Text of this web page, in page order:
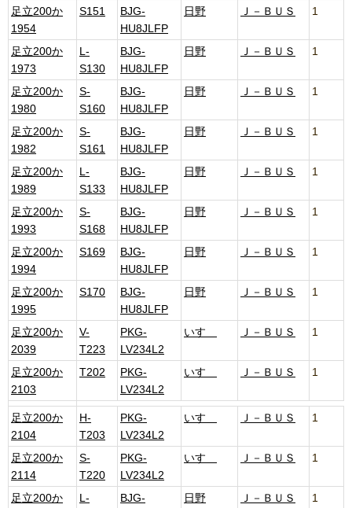
足立200か
1954
S151
BJG-
HU8JLFP
日野 Ｊ－ＢＵＳ 1
足立200か
1973
L-
S130
BJG-
HU8JLFP
日野 Ｊ－ＢＵＳ 1
足立200か
1980
S-
S160
BJG-
HU8JLFP
日野 Ｊ－ＢＵＳ 1
足立200か
1982
S-
S161
BJG-
HU8JLFP
日野 Ｊ－ＢＵＳ 1
足立200か
1989
L-
S133
BJG-
HU8JLFP
日野 Ｊ－ＢＵＳ 1
足立200か
1993
S-
S168
BJG-
HU8JLFP
日野 Ｊ－ＢＵＳ 1
足立200か
1994
S169
BJG-
HU8JLFP
日野 Ｊ－ＢＵＳ 1
足立200か
1995
S170
BJG-
HU8JLFP
日野 Ｊ－ＢＵＳ 1
足立200か
2039
V-
T223
PKG-
LV234L2
いすゞ Ｊ－ＢＵＳ 1
足立200か
2103
T202
PKG-
LV234L2
いすゞ Ｊ－ＢＵＳ 1
足立200か
2104
H-
T203
PKG-
LV234L2
いすゞ Ｊ－ＢＵＳ 1
足立200か
2114
S-
T220
PKG-
LV234L2
いすゞ Ｊ－ＢＵＳ 1
足立200か
L-
BJG-
日野 Ｊ－ＢＵＳ 1